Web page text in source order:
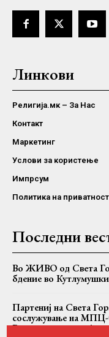
Линкови
Религија.мк – За Нас
Контакт
Маркетинг
Услови за користење
Импрсум
Политика на приватност
Последни
Во ЖИВО од Света
бдение во
Партениј на Света
сослужување на МПЦ-
Вселенската